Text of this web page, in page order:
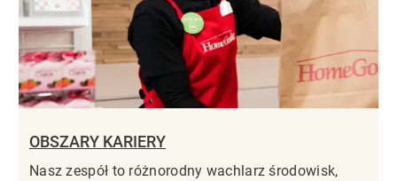
OBSZARY KARIERY
Nasz zespół to różnorodny wachlarz środowisk,